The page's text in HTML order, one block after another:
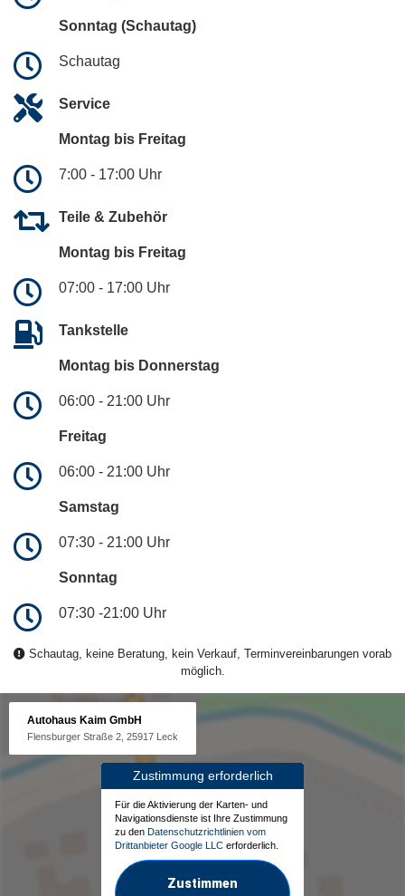
Sonntag (Schautag)
Schautag
Service
Montag bis Freitag
7:00 - 17:00 Uhr
Teile & Zubehör
Montag bis Freitag
07:00 - 17:00 Uhr
Tankstelle
Montag bis Donnerstag
06:00 - 21:00 Uhr
Freitag
06:00 - 21:00 Uhr
Samstag
07:30 - 21:00 Uhr
Sonntag
07:30 -21:00 Uhr
Schautag, keine Beratung, kein Verkauf, Terminvereinbarungen vorab
möglich.
Autohaus Kaim GmbH
Flensburger Straße 2, 25917 Leck
Zustimmung erforderlich
Für die Aktivierung der Karten- und
Navigationsdienste ist Ihre Zustimmung
zu den Datenschutzrichtlinien vom
Drittanbieter Google LLC erforderlich.
Zustimmen